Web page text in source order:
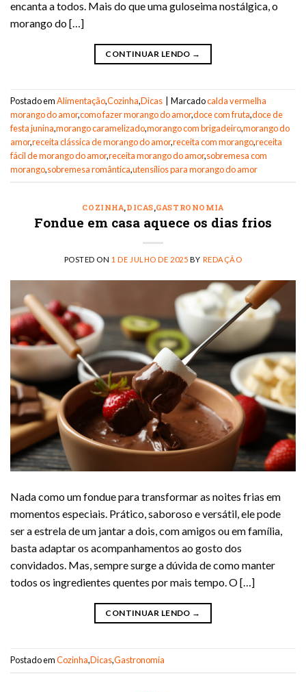
encanta a todos. Mais do que uma guloseima nostálgica, o
morango do […]
CONTINUAR LENDO →
Postado emAlimentação,Cozinha,Dicas Marcadocalda vermelha
morango do amor,como fazer morango do amor,doce com fruta,doce de
festa junina,morango caramelizado,morango com brigadeiro,morango do
amor,receita clássica de morango do amor,receita com morango,receita
fácil de morango do amor,receita morango do amor,sobremesa com
morango,sobremesa romântica,utensílios para morango do amor
COZINHA DICAS GASTRONOMIA
Fondue em casa aquece os dias frios
POSTED ON 1 DE JULHO DE 2025 BY REDAÇÃO
Nada como um fondue para transformar as noites frias em
momentos especiais. Prático, saboroso e versátil, ele pode
ser a estrela de um jantar a dois, com amigos ou em família,
basta adaptar os acompanhamentos ao gosto dos
convidados. Mas, sempre surge a dúvida de como manter
todos os ingredientes quentes por mais tempo. O […]
CONTINUAR LENDO →
Postado emCozinha,Dicas,Gastronomia